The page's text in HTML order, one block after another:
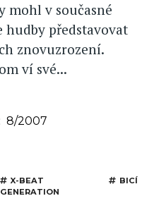
mohl v současné
hudby představovat
znovuzrození.
ví své...
8/2007
X-BEAT
GENERATION
BICÍ